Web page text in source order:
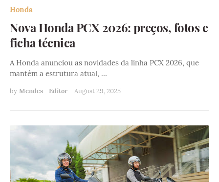
Honda
Nova Honda PCX 2026: preços, fotos e
ficha técnica
A Honda anunciou as novidades da linha PCX 2026, que
mantém a estrutura atual, …
by Mendes - Editor - August 29, 2025